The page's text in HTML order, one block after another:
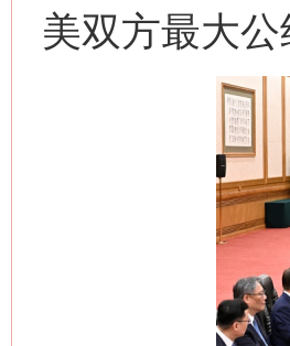
美双方最大